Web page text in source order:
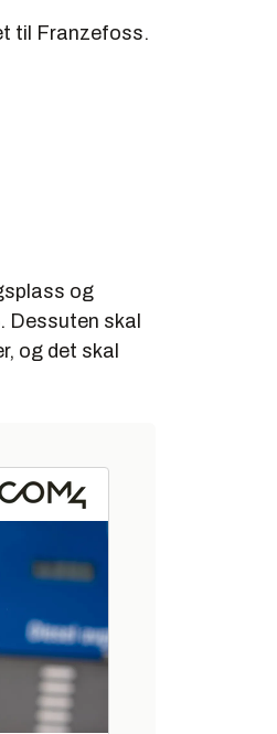
til Franzefoss.
og
Dessuten skal
og det skal